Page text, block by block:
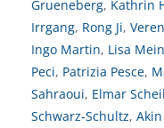
Grueneberg, Kathrin
Irrgang, Rong Ji,
Ingo Martin, Lisa
Peci, Patrizia Pesce,
Sahraoui, Elmar
Schwarz-Schultz,